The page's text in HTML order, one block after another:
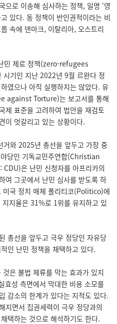
으로 이송해 심사하는 정책, 일명 ‘영
있다. 동 정책이 반인권적이라는 비
속에 덴마크, 이탈리아, 오스트리
민 제로 정책(zero-refugees
기인 지난 2022년 9월 르완다 정
였으나 아직 실행하지는 않았다. 유
against Torture)는 보고서를 통해
제 표준을 고려하여 법안을 재검토
이 엇갈리고 있는 상황이다.
거와 2025년 총선을 앞두고 가장 중
당인 기독교민주연합(Christian
은 난민 신청자를 아프리카의
여 그곳에서 난민 심사를 받도록 하
미국 정치 매체 폴리티코(Politico)에
지율은 31%로 1위를 유지하고 있
총선을 앞두고 극우 정당인 자유당
인 난민 정책을 채택하고 있다.
은 불법 체류를 막는 효과가 있지
효성 측면에서 막대한 비용 소모를
감소의 한계가 있다는 지적도 있다.
지면서 집권세력이 극우 정당과의
택하는 것으로 해석하기도 한다.